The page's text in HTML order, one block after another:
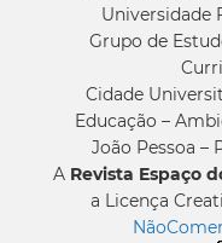
Universidade
Grupo de
Cidade
Educação –
João Pessoa –
A Revista Espaço
a Licença